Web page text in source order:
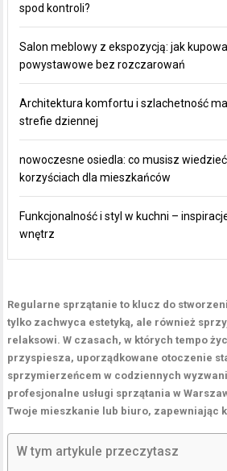
spod kontroli?
Salon meblowy z ekspozycją: jak
powystawowe bez rozczarowań
Architektura komfortu i szlachetność
strefie dziennej
nowoczesne osiedla: co musisz
korzyściach dla mieszkańców
Funkcjonalność i styl w kuchni –
wnętrz
Regularne sprzątanie to klucz do
tylko zachwyca estetyką, ale również
relaksowi. W czasach, w których tempo
przyspiesza, uporządkowane otoczenie
sprzymierzeńcem w codziennych
profesjonalne usługi sprzątania w
Twoje mieszkanie lub biuro, zapewniając
W tym artykule przeczytasz